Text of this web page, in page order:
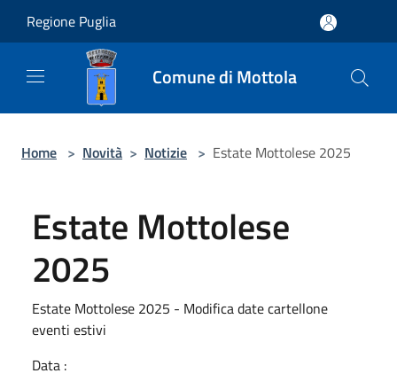
Regione Puglia
Comune di Mottola
Home > Novità > Notizie > Estate Mottolese 2025
Estate Mottolese
2025
Estate Mottolese 2025 - Modifica date cartellone
eventi estivi
Data :